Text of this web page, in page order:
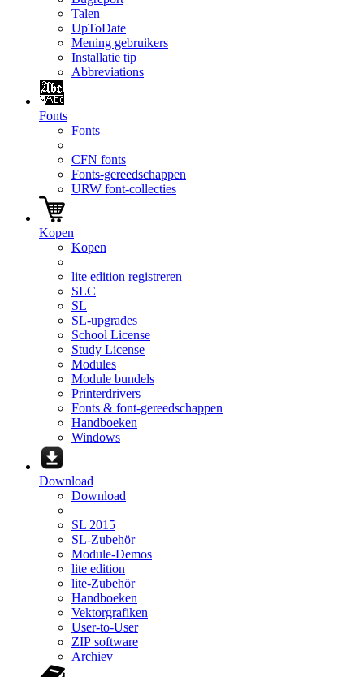
Talen
UpToDate
Mening gebruikers
Installatie tip
Abbreviations
Fonts
Fonts
CFN fonts
Fonts-gereedschappen
URW font-collecties
Kopen
Kopen
lite edition registreren
SLC
SL
SL-upgrades
School License
Study License
Modules
Module bundels
Printerdrivers
Fonts & font-gereedschappen
Handboeken
Windows
Download
Download
SL 2015
SL-Zubehör
Module-Demos
lite edition
lite-Zubehör
Handboeken
Vektorgrafiken
User-to-User
ZIP software
Archiev